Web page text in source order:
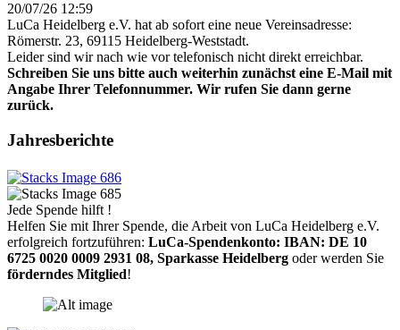
20/07/26 12:59
LuCa Heidelberg e.V. hat ab sofort eine neue Vereinsadresse:
Römerstr. 23, 69115 Heidelberg-Weststadt.
Leider sind wir nach wie vor telefonisch nicht direkt erreichbar.
Schreiben Sie uns bitte auch weiterhin zunächst eine E-Mail mit
Angabe Ihrer Telefonnummer. Wir rufen Sie dann gerne
zurück.
Jahresberichte
Jede Spende hilft !
Helfen Sie mit Ihrer Spende, die Arbeit von LuCa Heidelberg e.V.
erfolgreich fortzuführen: LuCa-Spendenkonto: IBAN: DE 10
6725 0020 0009 2931 08, Sparkasse Heidelberg oder werden Sie
förderndes Mitglied!